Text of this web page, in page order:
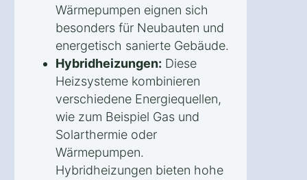
Wärmepumpen eignen sich
besonders für Neubauten und
energetisch sanierte Gebäude.
Hybridheizungen: Diese
Heizsysteme kombinieren
verschiedene Energiequellen,
wie zum Beispiel Gas und
Solarthermie oder
Wärmepumpen.
Hybridheizungen bieten hohe